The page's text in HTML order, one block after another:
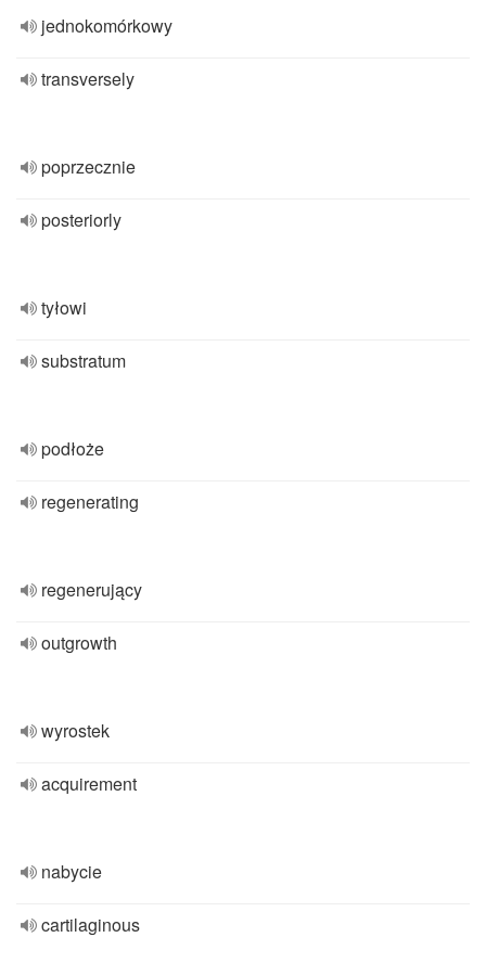
jednokomórkowy
transversely
poprzecznie
posteriorly
tyłowi
substratum
podłoże
regenerating
regenerujący
outgrowth
wyrostek
acquirement
nabycie
cartilaginous